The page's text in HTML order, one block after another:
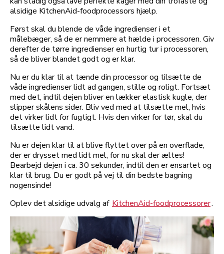
alsidige KitchenAid-foodprocessors hjælp.
Først skal du blende de våde ingredienser i et
målebæger, så de er nemmere at hælde i processoren. Giv
derefter de tørre ingredienser en hurtig tur i processoren,
så de bliver blandet godt og er klar.
Nu er du klar til at tænde din processor og tilsætte de
våde ingredienser lidt ad gangen, stille og roligt. Fortsæt
med det, indtil dejen bliver en lækker elastisk kugle, der
slipper skålens sider. Bliv ved med at tilsætte mel, hvis
det virker lidt for fugtigt. Hvis den virker for tør, skal du
tilsætte lidt vand.
Nu er dejen klar til at blive flyttet over på en overflade,
der er drysset med lidt mel, for nu skal der æltes!
Bearbejd dejen i ca. 30 sekunder, indtil den er ensartet og
klar til brug. Du er godt på vej til din bedste bagning
nogensinde!
Oplev det alsidige udvalg af KitchenAid-foodprocessorer.